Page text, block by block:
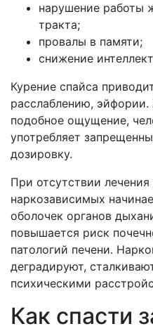
нарушение работы
тракта;
провалы в памяти;
снижение
Курение спайса
расслаблению,
подобное ощущение,
употребляет
дозировку.
При отсутствии лечения
наркозависимых
оболочек органов
повышается риск
патологий печени.
деградируют,
психическими
Как спасти